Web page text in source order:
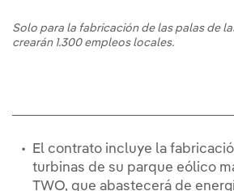
Solo para la fabricación de las palas de
crearán 1.300 empleos locales.
El contrato incluye la
turbinas de su parque eólico
TWO, que abastecerá de